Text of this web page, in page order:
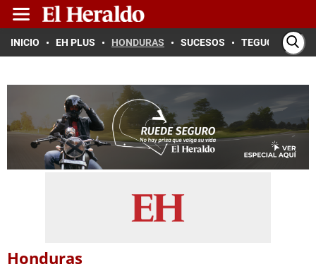
INICIO EH PLUS HONDURAS SUCESOS TEGUCIGALPA
Honduras